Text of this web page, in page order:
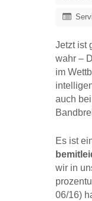
Jetzt ist
wahr –
im
auch
Es ist
wir in
06/16)